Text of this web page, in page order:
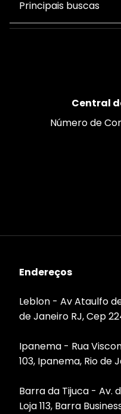
Principais buscas
Central
Número de
Endereços
Leblon - Av Ataulfo
de Janeiro RJ, Cep
Ipanema - Rua
103, Ipanema, Rio de
Barra da Tijuca - Av.
Loja 113, Barra